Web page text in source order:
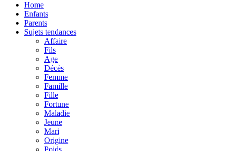
Home
Enfants
Parents
Sujets tendances
Affaire
Fils
Age
Décès
Femme
Famille
Fille
Fortune
Maladie
Jeune
Mari
Origine
Poids